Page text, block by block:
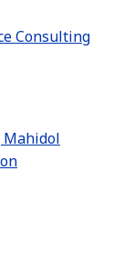
Consulting
Mahidol